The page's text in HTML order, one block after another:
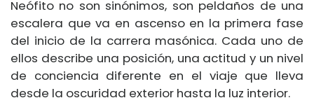
Neófito no son sinónimos, son peldaños de una
escalera que va en ascenso en la primera fase
del inicio de la carrera masónica. Cada uno de
ellos describe una posición, una actitud y un nivel
de conciencia diferente en el viaje que lleva
desde la oscuridad exterior hasta la luz interior.